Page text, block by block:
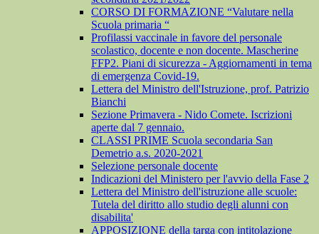
CORSO DI FORMAZIONE “Valutare nella
Scuola primaria “
Profilassi vaccinale in favore del personale
scolastico, docente e non docente. Mascherine
FFP2. Piani di sicurezza - Aggiornamenti in tema
di emergenza Covid-19.
Lettera del Ministro dell'Istruzione, prof. Patrizio
Bianchi
Sezione Primavera - Nido Comete. Iscrizioni
aperte dal 7 gennaio.
CLASSI PRIME Scuola secondaria San
Demetrio a.s. 2020-2021
Selezione personale docente
Indicazioni del Ministero per l'avvio della Fase 2
Lettera del Ministro dell'istruzione alle scuole:
Tutela del diritto allo studio degli alunni con
disabilita'
APPOSIZIONE della targa con intitolazione